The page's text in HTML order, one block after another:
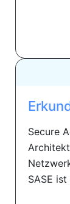
Secure
SASE ist